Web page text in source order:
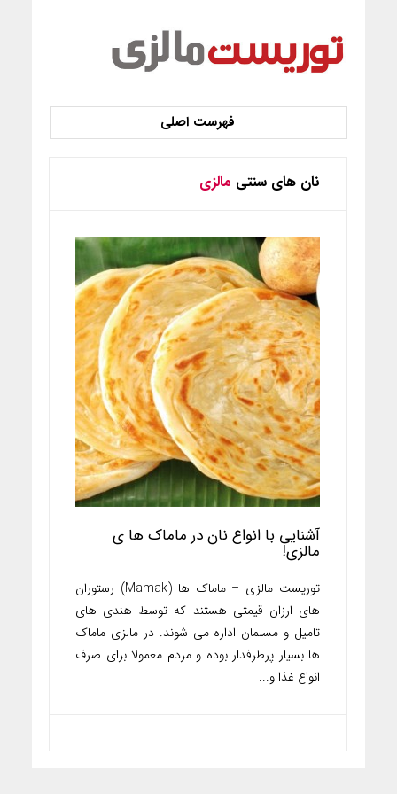
نان های سنتی مالزی
آشنایی با انواع نان در ماماک ها ی
مالزی!
توریست مالزی – ماماک ها (Mamak) رستوران
های ارزان قیمتی هستند که توسط هندی های
تامیل و مسلمان اداره می شوند. در مالزی ماماک
ها بسیار پرطرفدار بوده و مردم معمولا برای صرف
انواع غذا و...